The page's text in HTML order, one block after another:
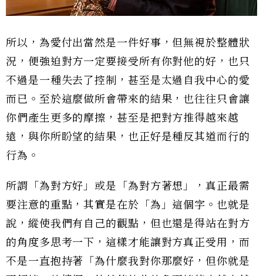
所以，為愛付出當然是一件好事，但無視於整體狀
況，便強迫對方一定要接受所有你對他的好，也只
不過是一種失去了控制，甚至是太過自我中心的愛
而已。至於這麼做所會帶來的結果，也往往只會讓
你們產生更多的摩擦，甚至是把對方推得越來越
遠，與你所盼望的結果，也正好是種反其道而行的
行為。
所謂「為對方好」或是「為對方著想」，真正最需
要注意的重點，其實是在於「為」這個字。也就是
說，縱使我們有自己的觀點，但也還是得站在對方
的角度多思考一下，這樣才能讓對方真正受用，而
不是一直抱持著「為什麼我對你那麼好，但你就是